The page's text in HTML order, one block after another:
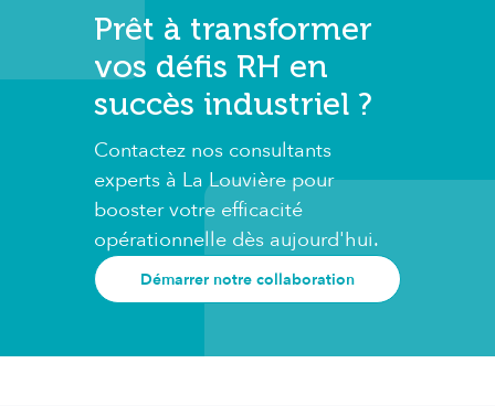
Prêt à transformer
vos défis RH en
succès industriel ?
Contactez nos consultants
experts à La Louvière pour
booster votre efficacité
opérationnelle dès aujourd'hui.
Démarrer notre collaboration